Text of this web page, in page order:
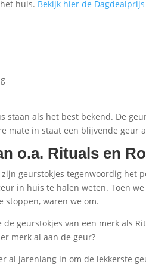
huis. Bekijk hier de Dagdealprijs
staan als het best bekend. De
mate in staat een blijvende geur
o.a. Rituals en
geurstokjes tegenwoordig het
in huis te halen weten. Toen
stoppen, waren we om.
de geurstokjes van een merk als
merk al aan de geur?
al jarenlang in om de lekkerste